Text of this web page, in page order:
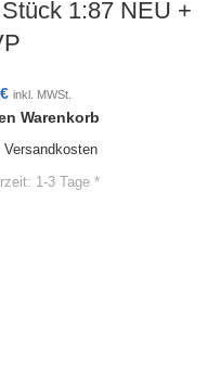
1:87 NEU +
€ inkl. MWSt.
Warenkorb
Versandkosten
1-3 Tage *